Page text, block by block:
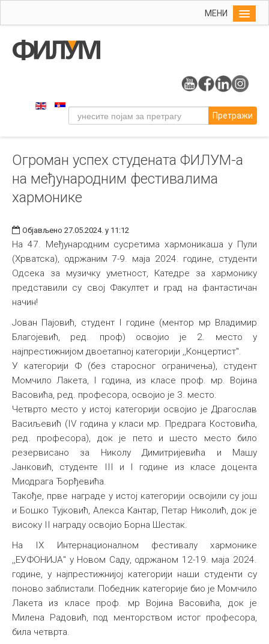
МЕНИ
Упис
Уметност
Музичка уметност
Примењена и ликовна уметност
Галерија
Библиотека
Студенти
Међународна
Претражи
Огроман успех студената ФИЛУМ-а
на међународним фестивалима
хармонике
Објављено 27.05.2024. у 11:12
На 47. Међународним сусретима хармоникаша у Пули
(Хрватска), одржаним 7-9. маја 2024. године, студенти
Одсека за музичку уметност, Катедре за хармонику
представили су свој Факултет и град на фантастичан
начин!
Јован Пајовић, студент I године (ментор мр Владимир
Благојевић, ред. проф) освојио је 2. место у
најпрестижнијом двоетапној категорији ,,Концертист".
У категорији Ф (без старосног ограничења), студент
Момчило Лакета, I година, из класе проф. мр. Војина
Васовића, ред. професора, освојио је 3. место.
Четврто место у истој категорији освојио је Драгослав
Васиљевић (IV година у класи мр. Предрага Костовића,
ред. професора), док је пето и шесто место било
резервисано за Николу Димитријевића и Машу
Јанковић, студенте III и I године из класе доцента
Миодрага Ђорђевића.
Такође, прве награде у истој категорији освојили су још
и Бошко Тујковић, Алекса Кантар, Петар Николић, док је
високу II награду освојио Борна Шестак.
На IX Интернационалном фестивалу хармонике
,,ЕУФОНИЈА" у Новом Саду, одржаном 12-19. маја 2024.
године, у најпрестижнијој категорији наши студенти су
поново заблистали. Победник категорије био је Момчило
Лакета из класе проф. мр Војина Васовића, док је
Милена Радовић, под менторством истог професора,
била четврта.